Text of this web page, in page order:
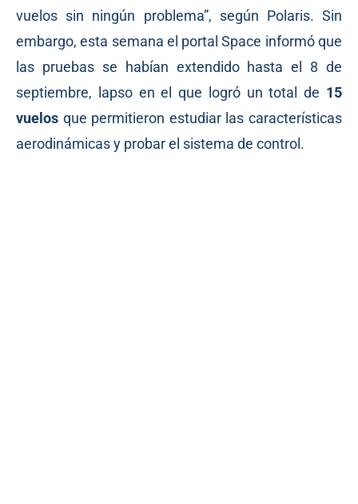
vuelos sin ningún problema”, según Polaris. Sin
embargo, esta semana el portal Space informóque
las pruebas se habían extendido hasta el 8 de
septiembre, lapso en el que logró un total de 15
vuelos que permitieron estudiar las características
aerodinámicas y probar el sistema de control.